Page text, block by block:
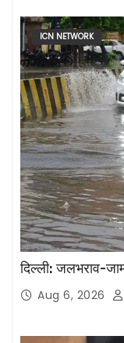
ICN NETWORK
दिल्ली: जलभराव-
Aug 6, 2026